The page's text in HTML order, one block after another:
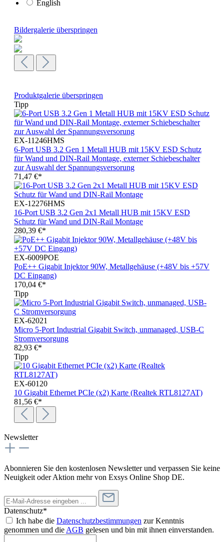
English
Bildergalerie überspringen
Produktgalerie überspringen
Tipp
EX-11246HMS
6-Port USB 3.2 Gen 1 Metall HUB mit 15KV ESD Schutz
für Wand und DIN-Rail Montage, externer Schiebeschalter
zur Auswahl der Spannungsversorung
71,47 €*
EX-12276HMS
16-Port USB 3.2 Gen 2x1 Metall HUB mit 15KV ESD
Schutz für Wand und DIN-Rail Montage
280,39 €*
EX-6009POE
PoE++ Gigabit Injektor 90W, Metallgehäuse (+48V bis +57V
DC Eingang)
170,04 €*
Tipp
EX-62021
Micro 5-Port Industrial Gigabit Switch, unmanaged, USB-C
Stromversorgung
82,93 €*
Tipp
EX-60120
10 Gigabit Ethernet PCIe (x2) Karte (Realtek RTL8127AT)
81,56 €*
Newsletter
Abonnieren Sie den kostenlosen Newsletter und verpassen Sie keine
Neuigkeit oder Aktion mehr von Exsys Online Shop DE.
Datenschutz*
Ich habe die Datenschutzbestimmungen zur Kenntnis
genommen und die AGB gelesen und bin mit ihnen einverstanden.